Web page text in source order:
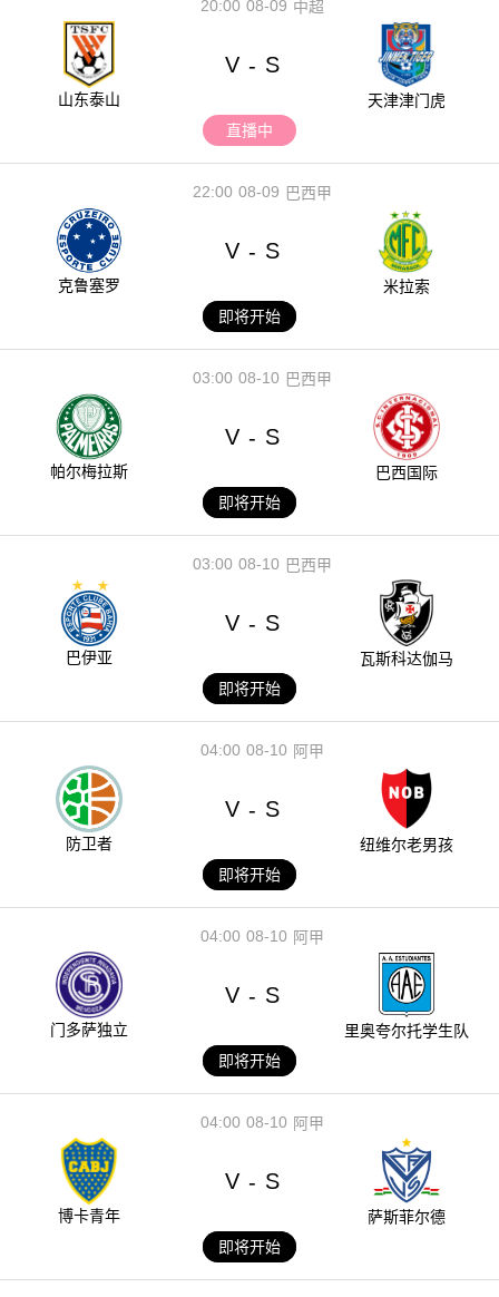
08-09
20:00 中超
山东泰山
V - S
天津津门虎
直播中
08-09
22:00 巴西甲
克鲁塞罗
V - S
米拉索
即将开始
08-10
03:00 巴西甲
帕尔梅拉斯
V - S
巴西国际
即将开始
08-10
03:00 巴西甲
巴伊亚
V - S
瓦斯科达伽马
即将开始
08-10
04:00 阿甲
防卫者
V - S
纽维尔老男孩
即将开始
08-10
04:00 阿甲
门多萨独立
V - S
里奥夸尔托学生队
即将开始
08-10
04:00 阿甲
博卡青年
V - S
萨斯菲尔德
即将开始